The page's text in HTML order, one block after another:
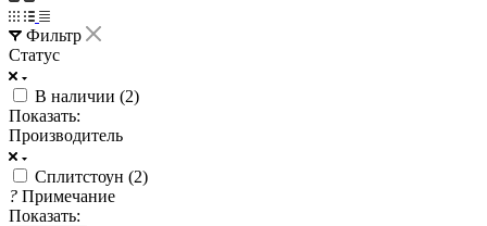
Фильтр
Статус
В наличии (2)
Показать:
Производитель
Сплитстоун (2)
? Примечание
Показать: